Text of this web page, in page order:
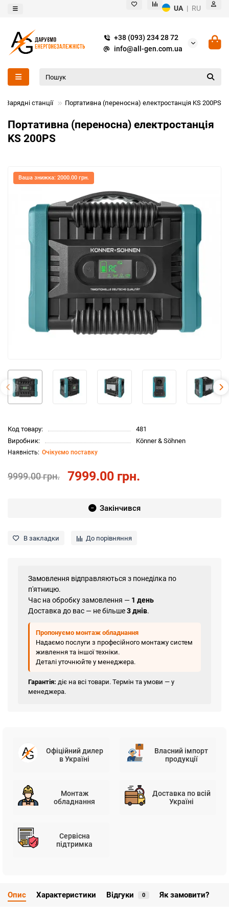
UA | RU
+38 (093) 234 28 72
info@all-gen.com.ua
Зарядні станції Портативна (переносна) електростанція KS 200PS
Портативна (переносна) електростанція
KS 200PS
Ваша знижка: 2000.00 грн.
Код товару:
481
Виробник:
Könner & Söhnen
Очікуємо поставку
9999.00 грн. 7999.00 грн.
Закінчився
В закладки До порівняння
Замовлення відправляються з понеділка по
п'ятницю.
Час на обробку замовлення — 1 день
Доставка до вас — не більше3 днів.
Пропонуємо монтаж обладнання
Надаємо послуги з професійного монтажу систем
живлення та іншої техніки.
Деталі уточнюйте у менеджера.
Гарантія: діє на всі товари. Термін та умови — у
менеджера.
Офіційний дилер
в Україні
Власний імпорт
продукції
Монтаж
обладнання
Доставка по всій
Україні
Сервісна
підтримка
Опис Характеристики Відгуки 0 Як замовити?